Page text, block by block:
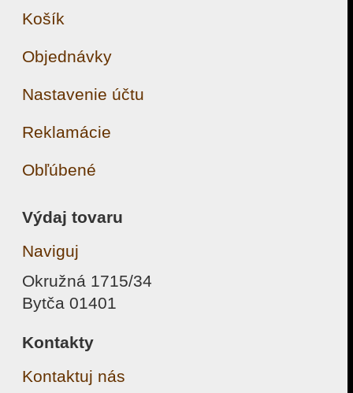
Košík
Objednávky
Nastavenie účtu
Reklamácie
Obľúbené
Výdaj tovaru
Naviguj
Okružná 1715/34
Bytča 01401
Kontakty
Kontaktuj nás